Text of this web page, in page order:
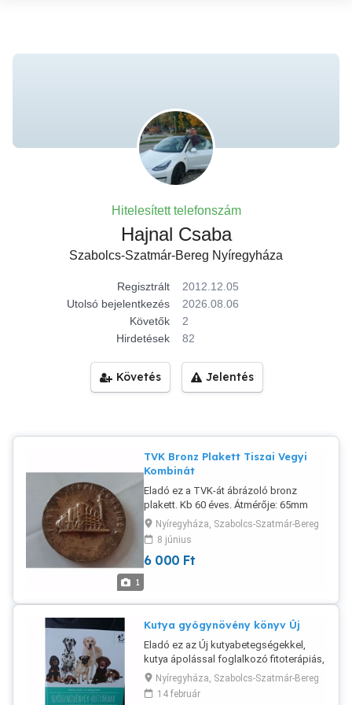
Hitelesített telefonszám
Hajnal Csaba
Szabolcs-Szatmár-Bereg Nyíregyháza
Regisztrált
2012.12.05
Utolsó bejelentkezés
2026.08.06
Követők
2
Hirdetések
82
Követés Jelentés
1
TVK Bronz Plakett Tiszai Vegyi
Kombinát
Eladó ez a TVK-át ábrázoló bronz
plakett. Kb 60 éves. Átmérője: 65mm
Vastagsága: 3-8 mm között változik.
Tiszai Vegyi Kombinát. Banki
előreutalással a posta megoldható.
Viber, Whats app rendelkezésre állnak.
Nyíregyháza, Szabolcs-Szatmár-Bereg
8 június
6 000 Ft
Kutya gyógynövény könyv Új
Eladó ez az Új kutyabetegségekkel,
kutya ápolással foglalkozó fitoterápiás,
gyógynövényes könyv. Nyírpazony -
Nyíregyháza házhoz viszem. Banki
előreutalással, a Posta megoldható,
Nyíregyháza, Szabolcs-Szatmár-Bereg
14 február